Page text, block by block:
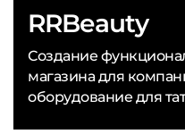
RRBeauty
Создание
магазина для
оборудование для